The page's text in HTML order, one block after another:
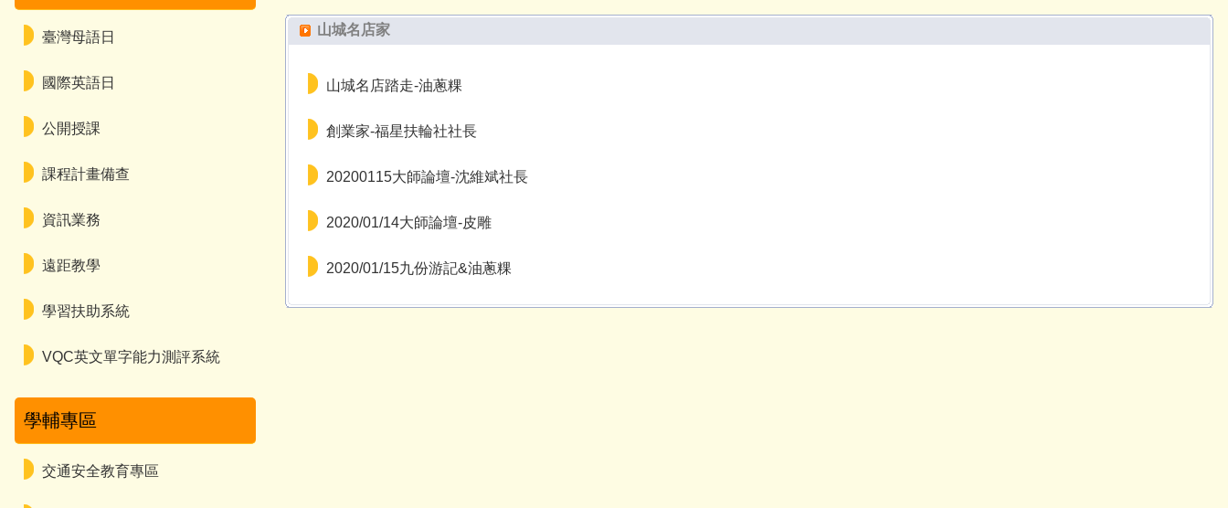
臺灣母語日
國際英語日
公開授課
課程計畫備查
資訊業務
遠距教學
學習扶助系統
VQC英文單字能力測評系統
學輔專區
交通安全教育專區
山城名店家
山城名店踏走-油蔥粿
創業家-福星扶輪社社長
20200115大師論壇-沈維斌社長
2020/01/14大師論壇-皮雕
2020/01/15九份游記&油蔥粿